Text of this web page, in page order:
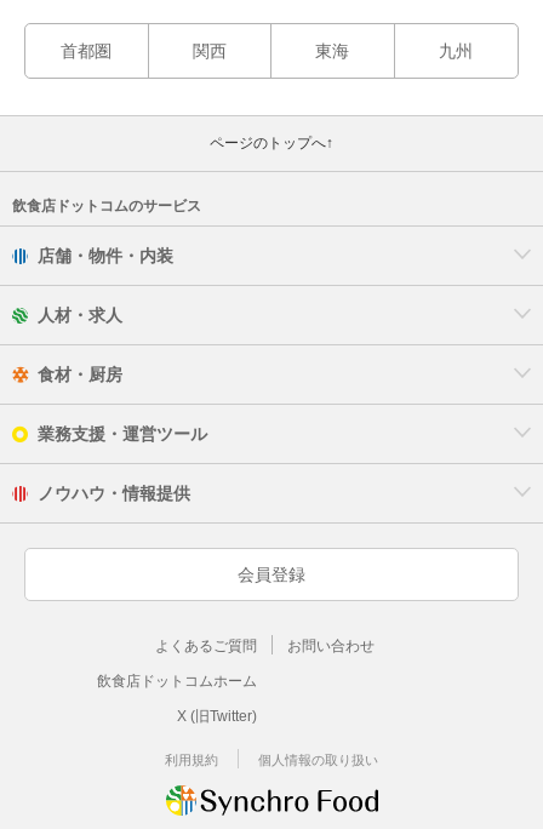
首都圏 関西 東海 九州
ページのトップへ↑
飲食店ドットコムのサービス
店舗・物件・内装
人材・求人
食材・厨房
業務支援・運営ツール
ノウハウ・情報提供
会員登録
よくあるご質問 お問い合わせ
飲食店ドットコムホーム
X (旧Twitter)
利用規約 個人情報の取り扱い